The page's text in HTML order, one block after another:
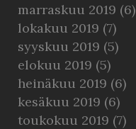
marraskuu 2019 (6)
lokakuu 2019 (7)
syyskuu 2019 (5)
elokuu 2019 (5)
heinäkuu 2019 (6)
kesäkuu 2019 (6)
toukokuu 2019 (7)